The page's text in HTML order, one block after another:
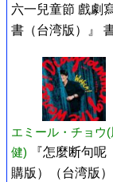
六一兒童節 戲劇
書（台湾版）』
エミール・チョウ
健)
『怎麼断句呢
購版）（台湾版）